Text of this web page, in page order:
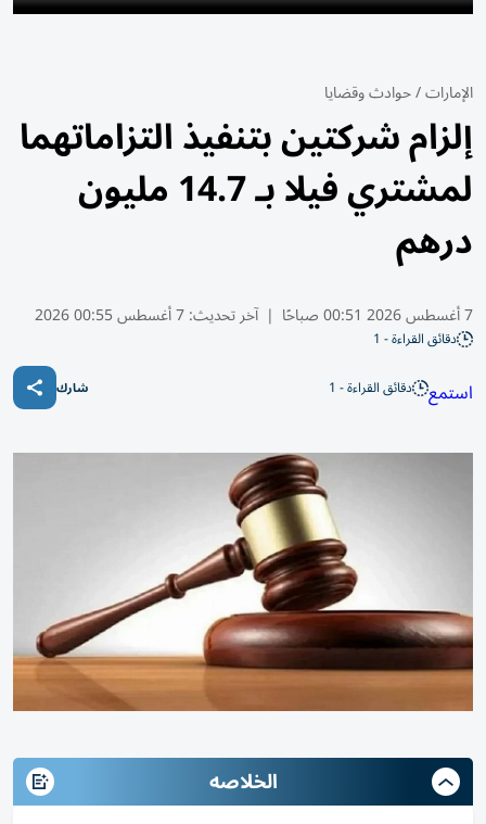
الإمارات/حوادث وقضايا
إلزام شركتين بتنفيذ التزاماتهما
لمشتري فيلا بـ 14.7 مليون
درهم
7 أغسطس 2026 00:51 صباحًا | آخر تحديث:7 أغسطس 00:55 2026
دقائق القراءة - 1
استمع دقائق القراءة - 1 شارك
الخلاصه